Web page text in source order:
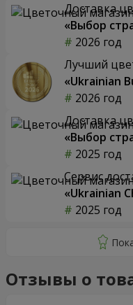
Доставка
«Выбор
2026 год
Лучший
«Ukrainian
2026 год
Доставка
«Выбор
2025 год
Сервис
«Ukrainian
2025 год
Отзывы о